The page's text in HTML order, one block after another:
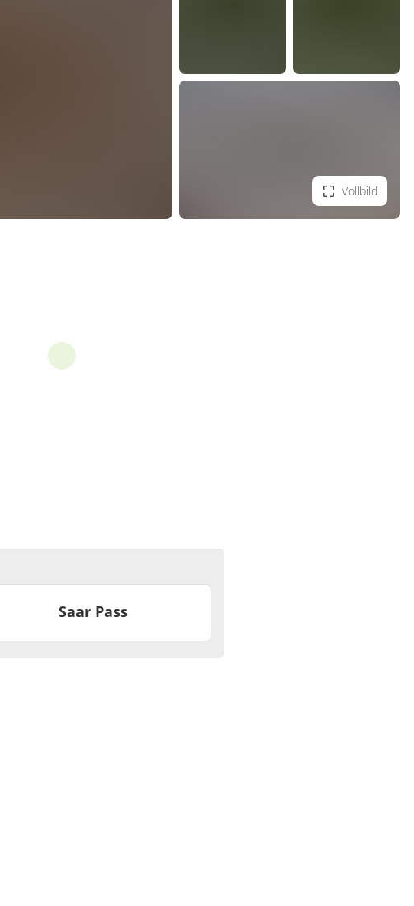
Vollbild
Saar Pass